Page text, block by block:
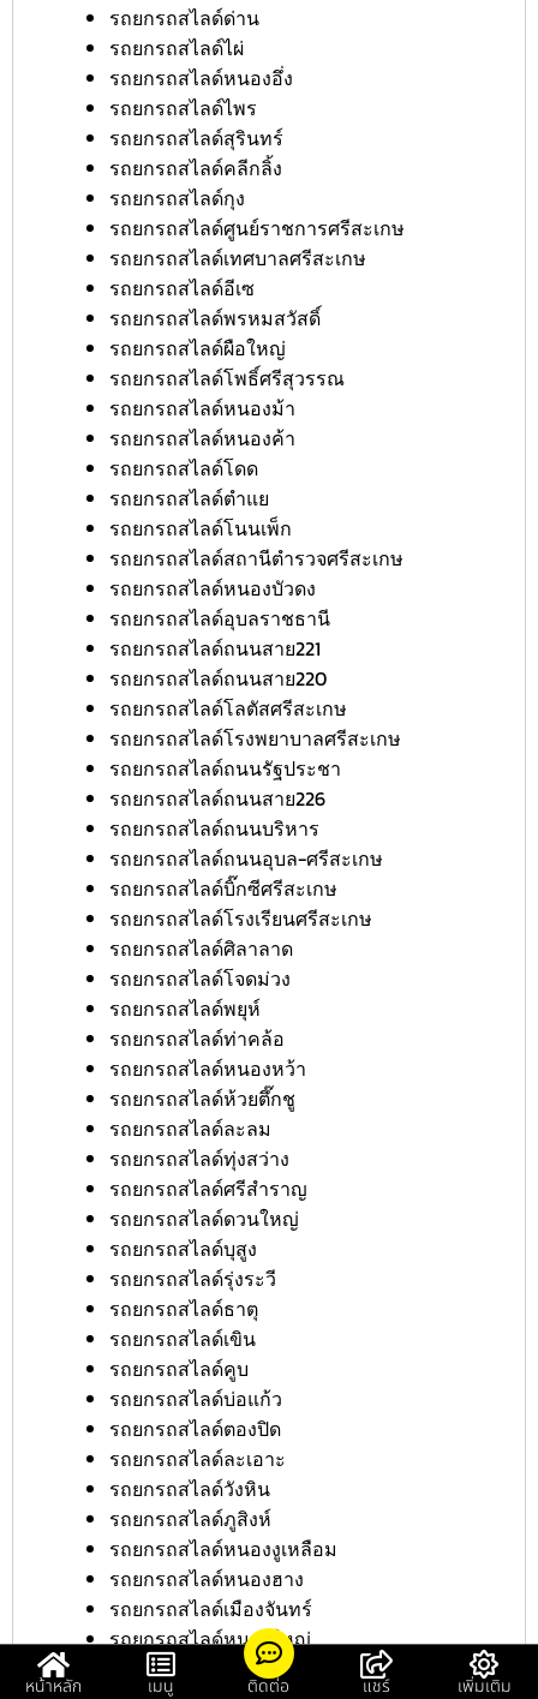
รถยกรถสไลด์ด่าน
รถยกรถสไลด์ไผ่
รถยกรถสไลด์หนองอึ่ง
รถยกรถสไลด์ไพร
รถยกรถสไลด์สุรินทร์
รถยกรถสไลด์คลีกลิ้ง
รถยกรถสไลด์กุง
รถยกรถสไลด์ศูนย์ราชการศรีสะเกษ
รถยกรถสไลด์เทศบาลศรีสะเกษ
รถยกรถสไลด์อีเซ
รถยกรถสไลด์พรหมสวัสดิ์
รถยกรถสไลด์ผือใหญ่
รถยกรถสไลด์โพธิ์ศรีสุวรรณ
รถยกรถสไลด์หนองม้า
รถยกรถสไลด์หนองค้า
รถยกรถสไลด์โดด
รถยกรถสไลด์ตำแย
รถยกรถสไลด์โนนเพ็ก
รถยกรถสไลด์สถานีตำรวจศรีสะเกษ
รถยกรถสไลด์หนองบัวดง
รถยกรถสไลด์อุบลราชธานี
รถยกรถสไลด์ถนนสาย221
รถยกรถสไลด์ถนนสาย220
รถยกรถสไลด์โลตัสศรีสะเกษ
รถยกรถสไลด์โรงพยาบาลศรีสะเกษ
รถยกรถสไลด์ถนนรัฐประชา
รถยกรถสไลด์ถนนสาย226
รถยกรถสไลด์ถนนบริหาร
รถยกรถสไลด์ถนนอุบล-ศรีสะเกษ
รถยกรถสไลด์บิ๊กซีศรีสะเกษ
รถยกรถสไลด์โรงเรียนศรีสะเกษ
รถยกรถสไลด์ศิลาลาด
รถยกรถสไลด์โจดม่วง
รถยกรถสไลด์พยุห์
รถยกรถสไลด์ท่าคล้อ
รถยกรถสไลด์หนองหว้า
รถยกรถสไลด์ห้วยตึ๊กชู
รถยกรถสไลด์ละลม
รถยกรถสไลด์ทุ่งสว่าง
รถยกรถสไลด์ศรีสำราญ
รถยกรถสไลด์ดวนใหญ่
รถยกรถสไลด์บุสูง
รถยกรถสไลด์รุ่งระวี
รถยกรถสไลด์ธาตุ
รถยกรถสไลด์เขิน
รถยกรถสไลด์คูบ
รถยกรถสไลด์บ่อแก้ว
รถยกรถสไลด์ตองปิด
รถยกรถสไลด์ละเอาะ
รถยกรถสไลด์วังหิน
รถยกรถสไลด์ภูสิงห์
รถยกรถสไลด์หนองงูเหลือม
รถยกรถสไลด์หนองฮาง
รถยกรถสไลด์เมืองจันทร์
รถยกรถสไลด์หนองใหญ่
รถยกรถสไลด์เสียว
หน้าหลัก เมนู ติดต่อ แชร์ เพิ่มเติม